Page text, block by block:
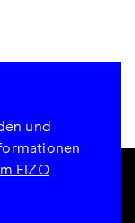
und
EIZO